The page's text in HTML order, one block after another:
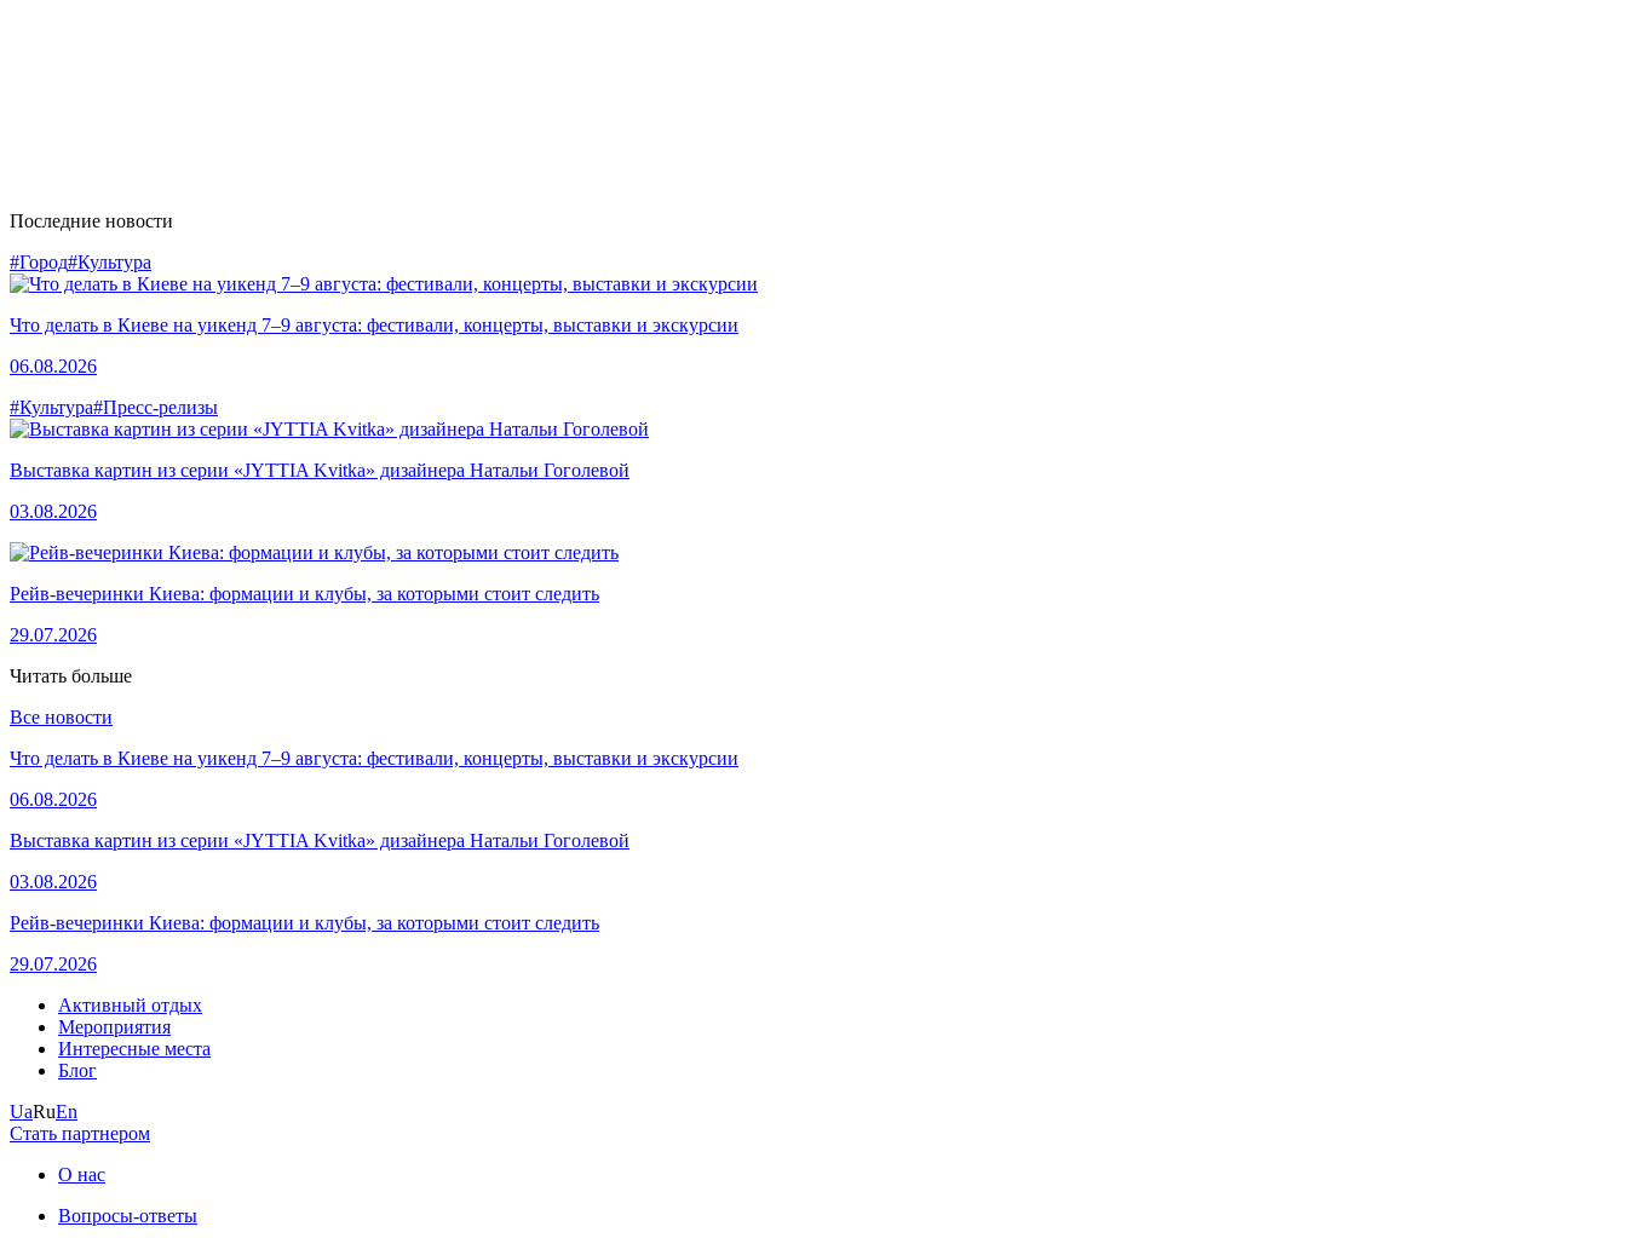
Последние новости
#Город#Культура
Что делать в Киеве на уикенд 7–9 августа: фестивали, концерты, выставки и экскурсии
06.08.2026
#Культура#Пресс-релизы
Выставка картин из серии «JYTTIA Kvitka» дизайнера Натальи Гоголевой
03.08.2026
Рейв-вечеринки Киева: формации и клубы, за которыми стоит следить
29.07.2026
Читать больше
Все новости
Что делать в Киеве на уикенд 7–9 августа: фестивали, концерты, выставки и экскурсии
06.08.2026
Выставка картин из серии «JYTTIA Kvitka» дизайнера Натальи Гоголевой
03.08.2026
Рейв-вечеринки Киева: формации и клубы, за которыми стоит следить
29.07.2026
Активный отдых
Мероприятия
Интересные места
Блог
UaRuEn
Стать партнером
О нас
Вопросы-ответы